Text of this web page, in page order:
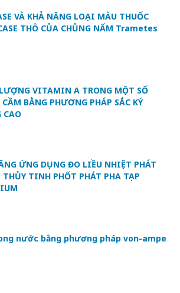
VÀ KHẢ NĂNG LOẠI MÀU THUỐC
THÔ CỦA CHỦNG NẤM Trametes
VITAMIN A TRONG MỘT SỐ
BẰNG PHƯƠNG PHÁP SẮC KÝ
CAO
ỨNG DỤNG ĐO LIỀU NHIỆT PHÁT
THỦY TINH PHỐT PHÁT PHA TẠP
nước bằng phương pháp von-ampe